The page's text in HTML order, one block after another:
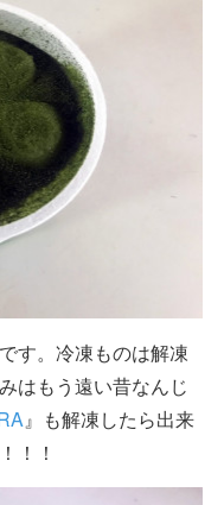
す。冷凍ものは解凍
はもう遠い昔なんじ
』も解凍したら出来
！！